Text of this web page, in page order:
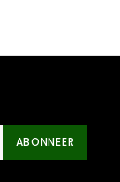
ABONNEER